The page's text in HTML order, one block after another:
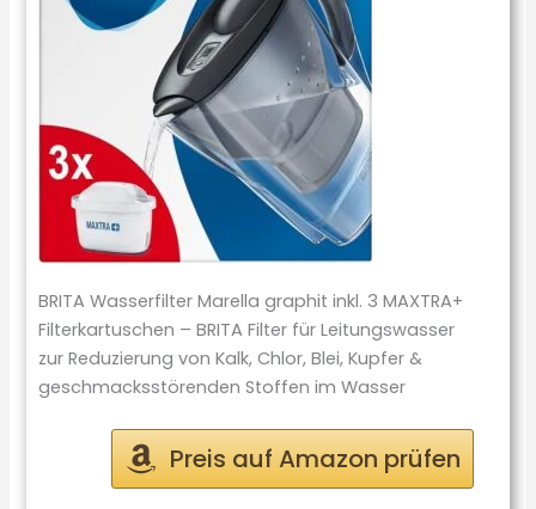
BRITA Wasserfilter Marella graphit inkl. 3 MAXTRA+
Filterkartuschen – BRITA Filter für Leitungswasser
zur Reduzierung von Kalk, Chlor, Blei, Kupfer &
geschmacksstörenden Stoffen im Wasser
Preis auf Amazon prüfen